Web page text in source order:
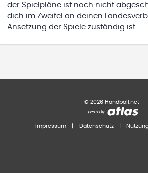
der Spielpläne ist noch nicht
dich im Zweifel an deinen
Ansetzung der Spiele zuständig ist.
© 2026 Handball.net
Impressum Datenschutz